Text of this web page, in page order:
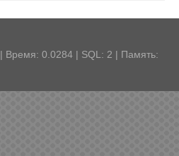
| Время: 0.0284 | SQL: 2 | Память: